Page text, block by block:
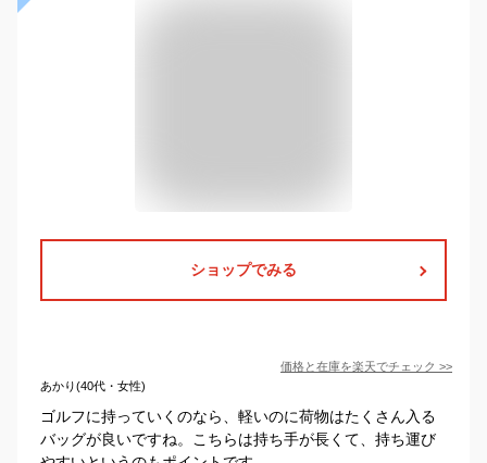
ショップでみる
価格と在庫を楽天でチェック >>
あかり(40代・女性)
ゴルフに持っていくのなら、軽いのに荷物はたくさん入る
バッグが良いですね。こちらは持ち手が長くて、持ち運び